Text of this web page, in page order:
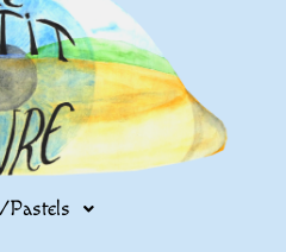
Pastels